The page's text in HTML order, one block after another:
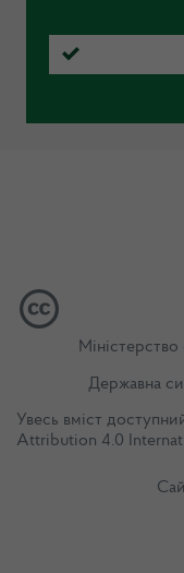
Міністерство
Державна
Увесь вміст
Attribution 4.0